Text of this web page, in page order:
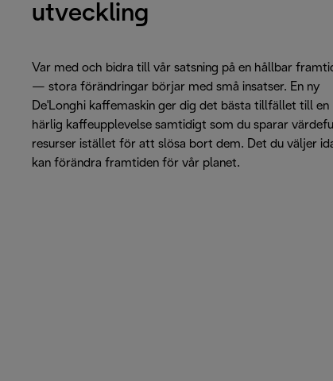
utveckling
Var med och bidra till vår satsning på en hållbar
— stora förändringar börjar med små insatser. En ny
De'Longhi kaffemaskin ger dig det bästa tillfället till en
härlig kaffeupplevelse samtidigt som du sparar
resurser istället för att slösa bort dem. Det du väljer
kan förändra framtiden för vår planet.